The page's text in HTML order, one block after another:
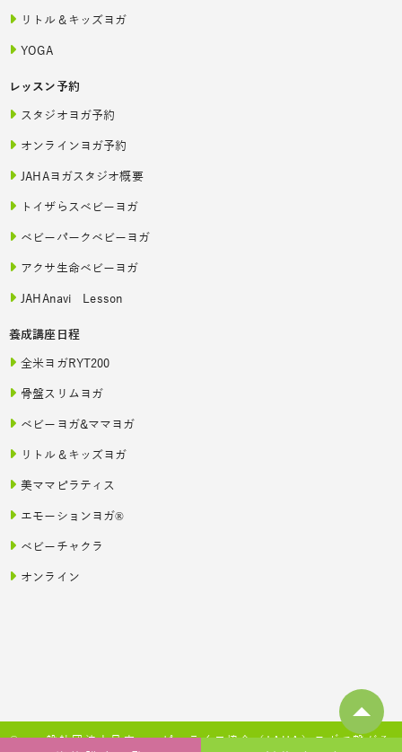
リトル＆キッズヨガ
YOGA
レッスン予約
スタジオヨガ予約
オンラインヨガ予約
JAHAヨガスタジオ概要
トイザらスベビーヨガ
ベビーパークベビーヨガ
アクサ生命ベビーヨガ
JAHAnavi Lesson
養成講座日程
全米ヨガRYT200
骨盤スリムヨガ
ベビーヨガ&ママヨガ
リトル＆キッズヨガ
美ママピラティス
エモーションヨガ®
ベビーチャクラ
オンライン
© 一般社団法人日本ハッピーライフ協会（JAHA）ヨガで繋がる